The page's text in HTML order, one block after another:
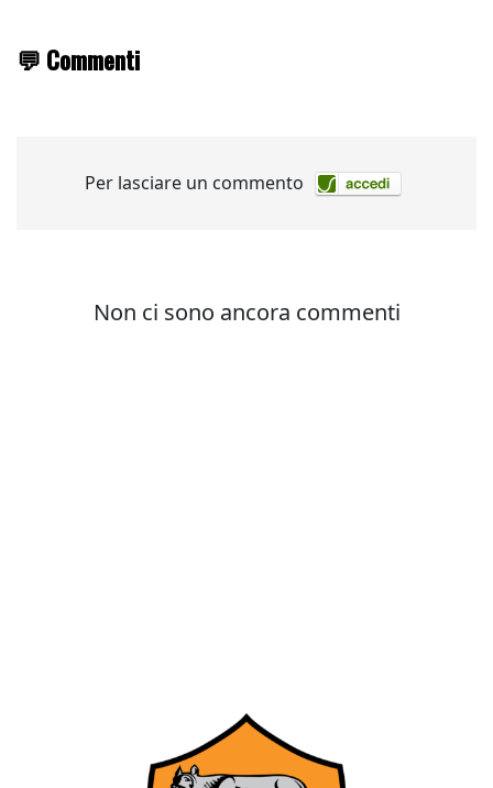
💬 Commenti